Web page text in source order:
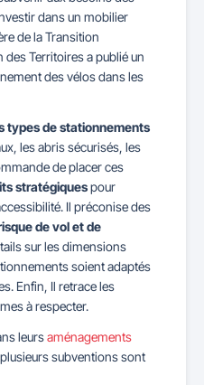
dans un mobilier
de la Transition
des Territoires a publié un
des vélos dans les
types de stationnements
les abris sécurisés, les
de placer ces
stratégiquespour
Il préconise des
de vol et de
sur les dimensions
soient adaptés
Enfin, Il retrace les
à respecter.
leursaménagements
subventions sont